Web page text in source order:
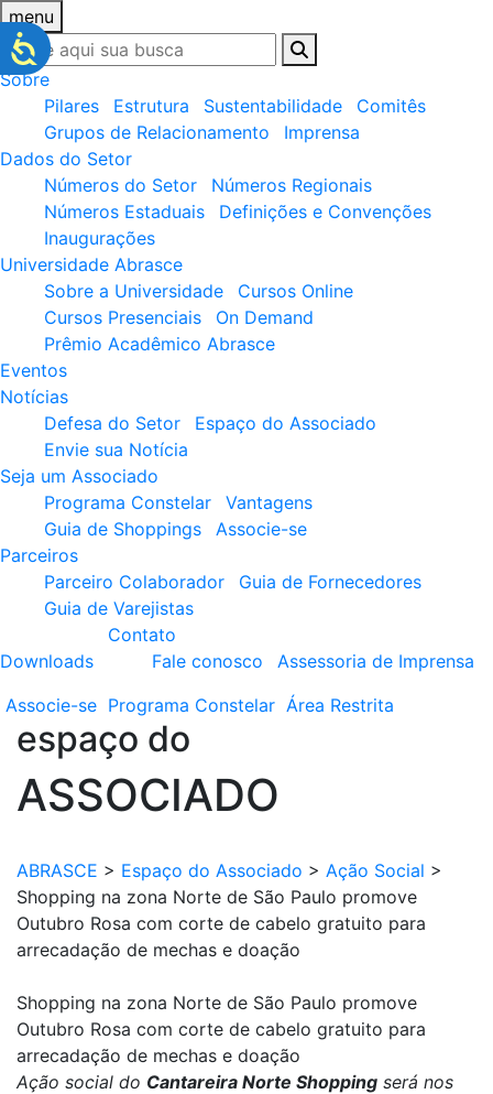
menu
Sobre
Pilares
Estrutura Sustentabilidade
Comitês
Grupos de Relacionamento
Imprensa
Dados do Setor
Números do Setor
Números Regionais
Números Estaduais
Definições e Convenções
Inaugurações
Universidade Abrasce
Sobre a Universidade
Cursos Online
Cursos Presenciais
On Demand
Prêmio Acadêmico Abrasce
Eventos
Notícias
Defesa do Setor
Espaço do Associado
Envie sua Notícia
Seja um Associado
Programa Constelar
Vantagens
Guia de Shoppings
Associe-se
Parceiros
Parceiro Colaborador
Guia de Fornecedores
Guia de Varejistas
Downloads
Contato
Fale conosco
Assessoria de Imprensa
Associe-se Programa Constelar Área Restrita
espaço do
ASSOCIADO
ABRASCE > Espaço do Associado > Ação Social >
Shopping na zona Norte de São Paulo promove
Outubro Rosa com corte de cabelo gratuito para
arrecadação de mechas e doação
Shopping na zona Norte de São Paulo promove
Outubro Rosa com corte de cabelo gratuito para
arrecadação de mechas e doação
Ação social do Cantareira Norte Shopping será nos